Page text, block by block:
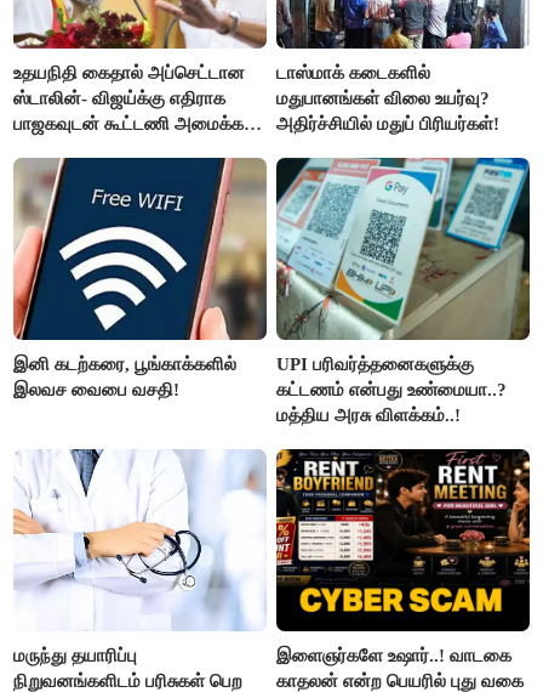
உதயநிதி கைதால் அப்செட்டான
ஸ்டாலின்- விஜய்க்கு எதிராக
பாஜகவுடன் கூட்டணி அமைக்க
டாஸ்மாக் கடைகளில்
மதுபானங்கள் விலை உயர்வு?
அதிர்ச்சியில் மதுப் பிரியர்கள்!
இனி கடற்கரை, பூங்காக்களில்
இலவச வைபை வசதி!
UPI பரிவர்த்தனைகளுக்கு
கட்டணம் என்பது உண்மையா..?
மத்திய அரசு விளக்கம்..!
மருந்து தயாரிப்பு
நிறுவனங்களிடம் பரிசுகள் பெற
இளைஞர்களே உஷார்..! வாடகை
காதலன் என்ற பெயரில் புது வகை